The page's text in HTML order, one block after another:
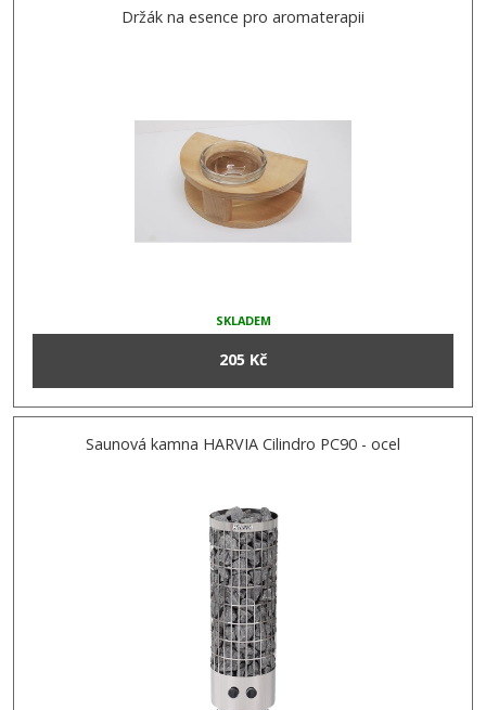
Držák na esence pro aromaterapii
SKLADEM
205 Kč
Saunová kamna HARVIA Cilindro PC90 - ocel